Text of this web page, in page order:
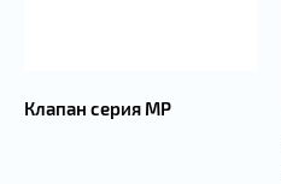
Клапан серия MP